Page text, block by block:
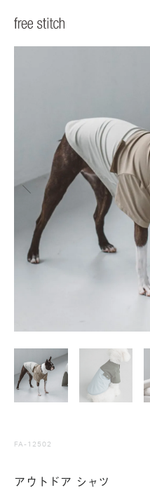
前へ
FA-12502
アウトドア シャツ